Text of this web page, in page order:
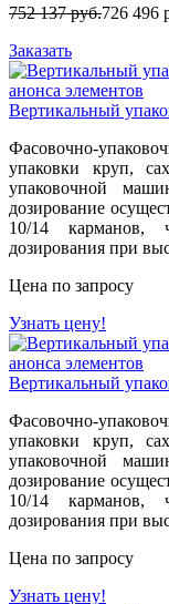
752 137 руб.726 496
Заказать
Вертикальный
Фасовочно-
упаковки круп,
упаковочной
дозирование
10/14 карманов,
дозирования при
Цена по запросу
Узнать цену!
Вертикальный
Фасовочно-
упаковки круп,
упаковочной
дозирование
10/14 карманов,
дозирования при
Цена по запросу
Узнать цену!